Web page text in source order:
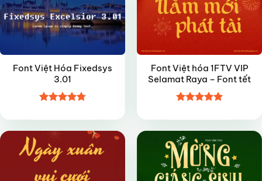
Font Việt Hóa Fixedsys
3.01
hạng4.85
sao
Font Việt hóa 1FTV VIP
Selamat Raya – Font tết
hạng4.95
sao